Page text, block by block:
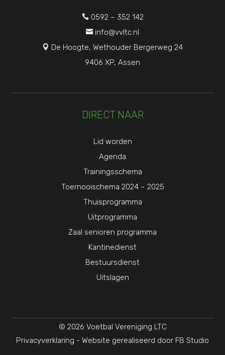
 0592 – 352 142
 info@vvltc.nl
 De Hoogte, Wethouder Bergerweg 24
9406 XP, Assen
DIRECT NAAR
Lid worden
Agenda
Trainingsschema
Toernooischema 2024 – 2025
Thuisprogramma
Uitprogramma
Zaal senioren programma
Kantinedienst
Bestuursdienst
Uitslagen
© 2026 Voetbal Vereniging LTC
Privacyverklaring - Website gerealiseerd door FB Studio